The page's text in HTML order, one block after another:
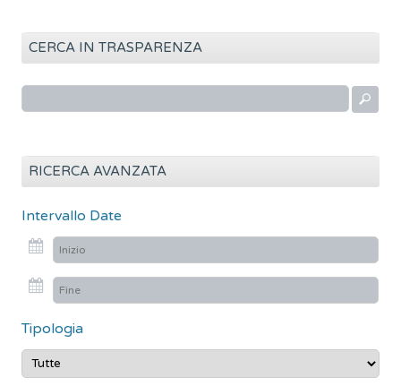
CERCA IN TRASPARENZA
e
a
RICERCA AVANZATA
Intervallo Date
Tipologia